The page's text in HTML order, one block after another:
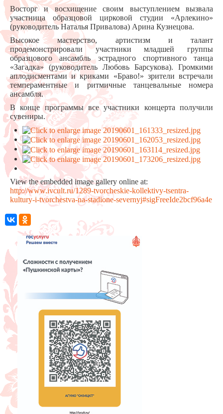
Восторг и восхищение своим выступлением вызвала
участница образцовой цирковой студии «Арлекино»
(руководительНаталья Привалова) Арина Кузнецова.
Высокое мастерство, артистизм и талант
продемонстрировали участники младшей группы
образцового ансамбль эстрадного спортивного танца
«Загадка» (руководитель Любовь Барсукова). Громкими
аплодисментами и криками «Браво!» зрители встречали
темпераментные и ритмичные танцевальные номера
ансамбля.
В конце программы все участники концерта получили
сувениры.
View the embedded image gallery online at:
http://www.ivcult.ru/1289-tvorcheskie-kollektivy-tsentra-
kultury-i-tvorchestva-na-stadione-severnyj#sigFreeIde2bcf96a4e